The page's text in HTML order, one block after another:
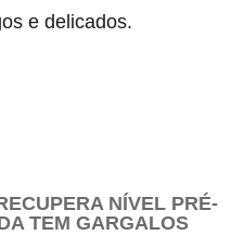
e delicados.
NÍVEL PRÉ-
TEM GARGALOS